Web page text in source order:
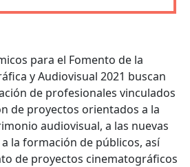
para el Fomento de la
y Audiovisual 2021 buscan
de profesionales vinculados
de proyectos orientados a la
audiovisual, a las nuevas
la formación de públicos, así
de proyectos cinematográficos